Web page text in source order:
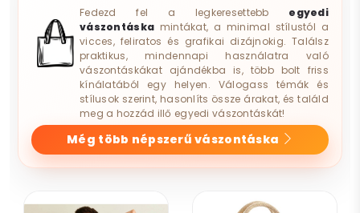
Fedezd fel a legkeresettebb egyedi
vászontáska mintákat, a minimal stílustól a
vicces, feliratos és grafikai dizájnokig. Találsz
praktikus, mindennapi használatra való
vászontáskákat ajándékba is, több bolt friss
kínálatából egy helyen. Válogass témák és
stílusok szerint, hasonlíts össze árakat, és találd
meg a hozzád illő egyedi vászontáskát!
Még több népszerű vászontáska